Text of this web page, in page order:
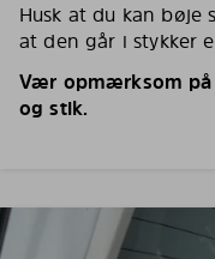
Husk at du kan
at den går i stykker
Vær opmærksom på
og stik.